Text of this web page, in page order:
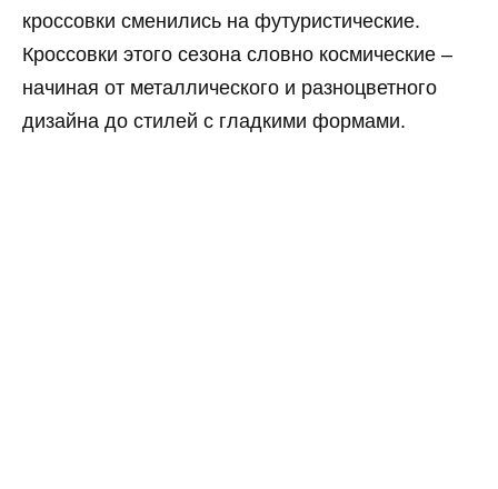
кроссовки сменились на футуристические.
Кроссовки этого сезона словно космические –
начиная от металлического и разноцветного
дизайна до стилей с гладкими формами.